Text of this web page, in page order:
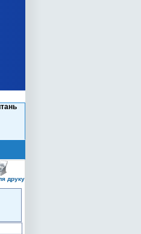
друку